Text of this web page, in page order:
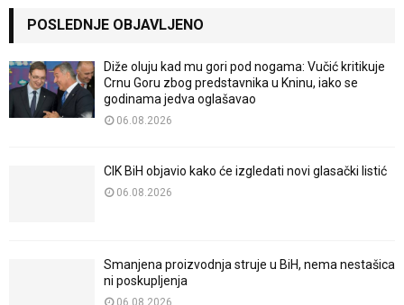
POSLEDNJE OBJAVLJENO
Diže oluju kad mu gori pod nogama: Vučić kritikuje
Crnu Goru zbog predstavnika u Kninu, iako se
godinama jedva oglašavao
06.08.2026
CIK BiH objavio kako će izgledati novi glasački listić
06.08.2026
Smanjena proizvodnja struje u BiH, nema nestašica
ni poskupljenja
06.08.2026